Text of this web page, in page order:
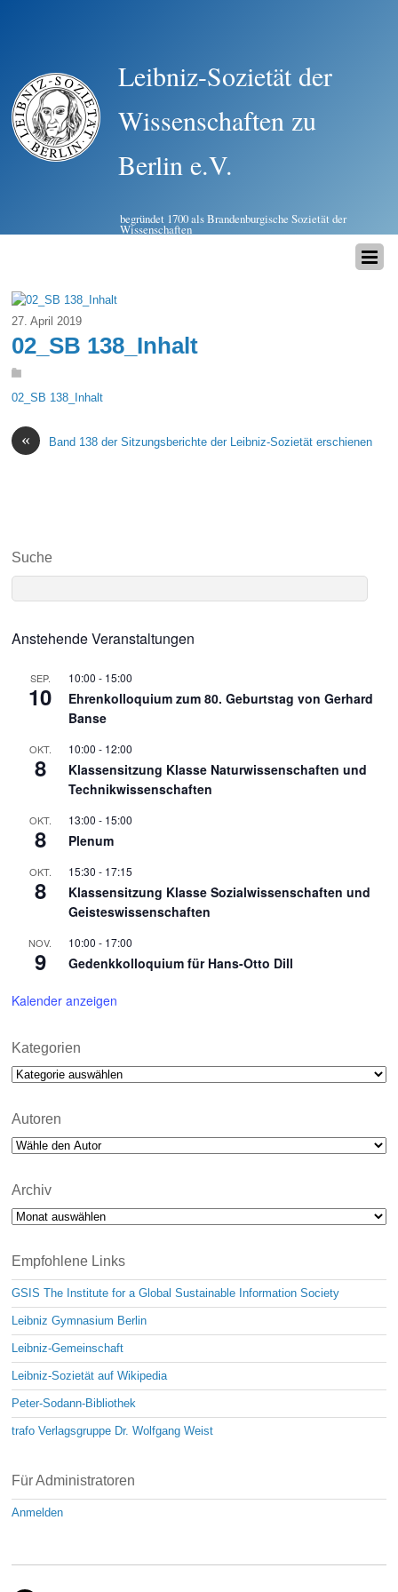
Leibniz-Sozietät der
Wissenschaften zu
Berlin e.V.
begründet 1700 als Brandenburgische Sozietät der
Wissenschaften
27. April 2019
02_SB 138_Inhalt
02_SB 138_Inhalt
« Band 138 der Sitzungsberichte der Leibniz-Sozietät erschienen
Suche
Anstehende Veranstaltungen
SEP.
10
10:00 - 15:00
Ehrenkolloquium zum 80. Geburtstag von Gerhard
Banse
OKT.
8
10:00 - 12:00
Klassensitzung Klasse Naturwissenschaften und
Technikwissenschaften
OKT.
8
13:00 - 15:00
Plenum
OKT.
8
15:30 - 17:15
Klassensitzung Klasse Sozialwissenschaften und
Geisteswissenschaften
NOV.
9
10:00 - 17:00
Gedenkkolloquium für Hans-Otto Dill
Kalender anzeigen
Kategorien
Kategorien
Autoren
Archiv
Archiv
Empfohlene Links
GSIS The Institute for a Global Sustainable Information Society
Leibniz Gymnasium Berlin
Leibniz-Gemeinschaft
Leibniz-Sozietät auf Wikipedia
Peter-Sodann-Bibliothek
trafo Verlagsgruppe Dr. Wolfgang Weist
Für Administratoren
Anmelden